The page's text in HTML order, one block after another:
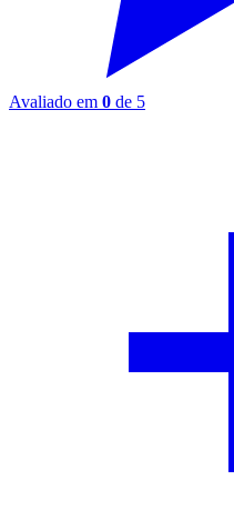
Avaliado em 0 de 5